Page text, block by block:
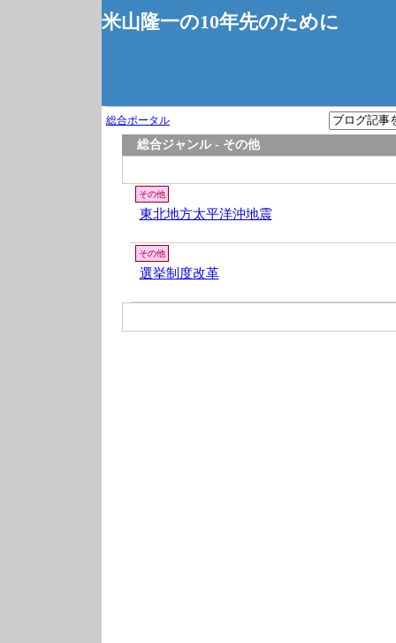
米山隆一の10年先のために
総合ポータル
総合ジャンル - その他
その他
東北地方太平洋沖地震
その他
選挙制度改革